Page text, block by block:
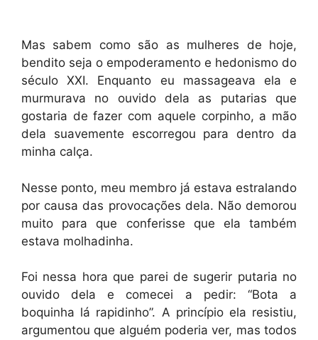
Mas sabem como são as mulheres de hoje,
bendito seja o empoderamento e hedonismo do
século XXI. Enquanto eu massageava ela e
murmurava no ouvido dela as putarias que
gostaria de fazer com aquele corpinho, a mão
dela suavemente escorregou para dentro da
minha calça.
Nesse ponto, meu membro já estava estralando
por causa das provocações dela. Não demorou
muito para que conferisse que ela também
estava molhadinha.
Foi nessa hora que parei de sugerir putaria no
ouvido dela e comecei a pedir: “Bota a
boquinha lá rapidinho”. A princípio ela resistiu,
argumentou que alguém poderia ver, mas todos